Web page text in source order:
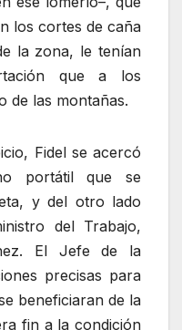
los cortes de caña
la zona, le tenían
que a los
de las montañas.
Fidel se acercó
portátil que se
y del otro lado
del Trabajo,
El Jefe de la
precisas para
beneficiaran de la
fin a la condición